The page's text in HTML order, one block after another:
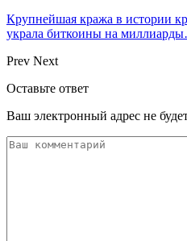
Крупнейшая кража в истории
украла биткоины на
Prev Next
Оставьте ответ
Ваш электронный адрес не